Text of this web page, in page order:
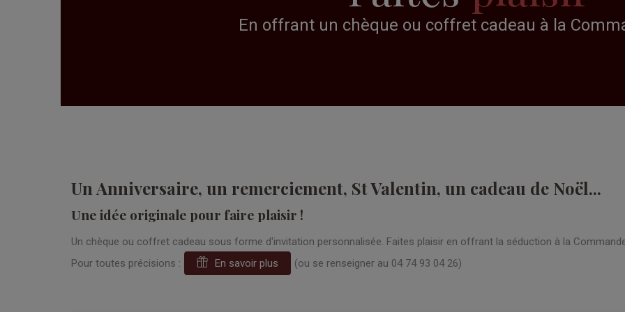
En offrant un chèque ou coffret cadeau à la
Un Anniversaire, un remerciement, St Valentin, un cadeau de Noël...
Une idée originale pour faire plaisir !
Un chèque ou coffret cadeau sous forme d'invitation personnalisée. Faites plaisir en offrant la séduction à la
Pour toutes précisions :
En savoir plus (ou se renseigner au 04 74 93 04 26)